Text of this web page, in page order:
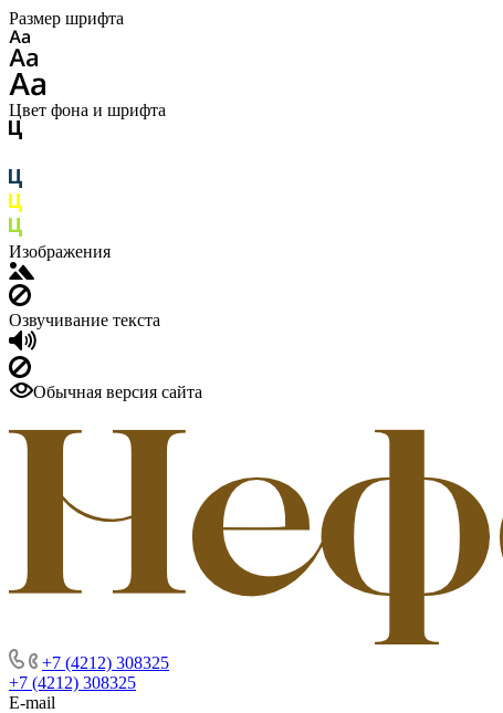
Размер шрифта
Цвет фона и шрифта
Изображения
Озвучивание текста
Обычная версия сайта
+7 (4212) 308325
+7 (4212) 308325
E-mail